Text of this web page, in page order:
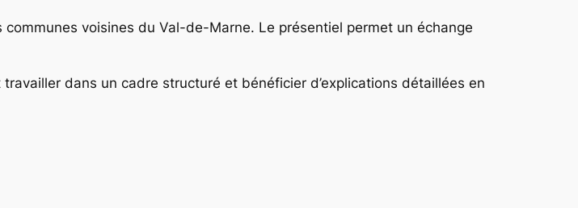
voisines du Val-de-Marne. Le présentiel permet un échange
dans un cadre structuré et bénéficier d’explications détaillées en